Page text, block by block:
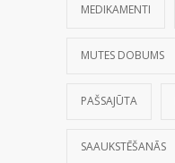
MEDIKAMENTI
MUTES DOBUMS
PAŠSAJŪTA
SAAUKSTĒŠANĀS